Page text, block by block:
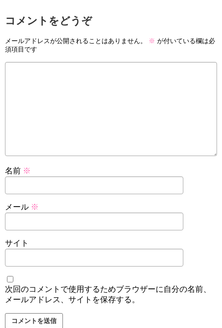
コメントをどうぞ
メールアドレスが公開されることはありません。 ※ が付いている欄は必
須項目です
名前 ※
メール ※
サイト
次回のコメントで使用するためブラウザーに自分の名前、
メールアドレス、サイトを保存する。